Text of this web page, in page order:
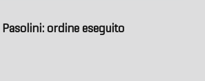
Pasolini: ordine eseguito